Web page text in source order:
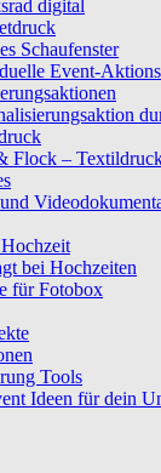
digital
Schaufenster
Event-
Flock –
bei Hochzeiten
für Fotobox
Tools
Ideen für dein